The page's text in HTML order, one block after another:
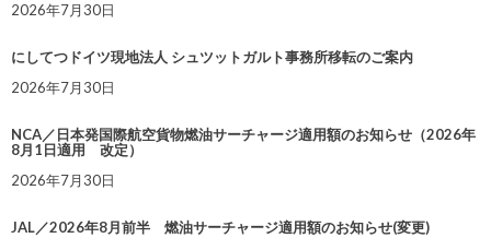
2026年7月30日
にしてつドイツ現地法人 シュツットガルト事務所移転のご案内
2026年7月30日
NCA／日本発国際航空貨物燃油サーチャージ適用額のお知らせ（2026年
8月1日適用 改定）
2026年7月30日
JAL／2026年8月前半 燃油サーチャージ適用額のお知らせ(変更)